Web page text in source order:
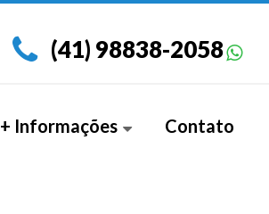
(41) 98838-2058
+ Informações Contato